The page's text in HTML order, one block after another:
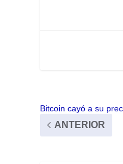
Bitcoin cayó a su
ANTERIOR